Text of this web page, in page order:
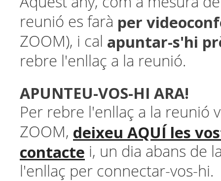
reunió es farà per
ZOOM), i cal apuntar-s'hi
rebre l'enllaç a la reunió.
APUNTEU-VOS-HI ARA!
Per rebre l'enllaç a la reunió
ZOOM, deixeu AQUÍ les
contacte i, un dia abans de
l'enllaç per connectar-vos-hi.